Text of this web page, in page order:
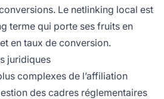
Le netlinking local est
terme qui porte ses fruits en
en taux de conversion.
juridiques
complexes de l’affiliation
des cadres réglementaires